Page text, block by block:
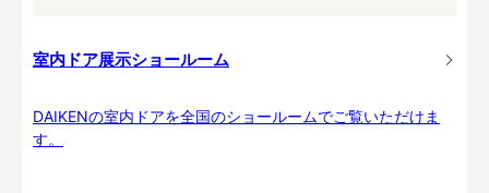
室内ドア展示ショールーム
DAIKENの室内ドアを全国のショールームでご覧いただけま
す。